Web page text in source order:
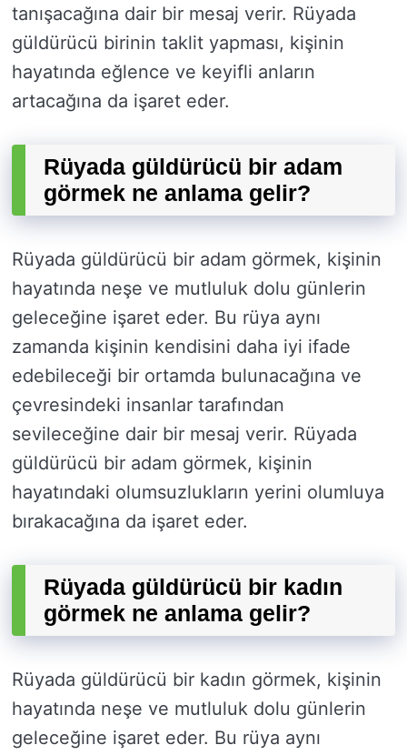
tanışacağına dair bir mesaj verir. Rüyada
güldürücü birinin taklit yapması, kişinin
hayatında eğlence ve keyifli anların
artacağına da işaret eder.
Rüyada güldürücü bir adam
görmek ne anlama gelir?
Rüyada güldürücü bir adam görmek, kişinin
hayatında neşe ve mutluluk dolu günlerin
geleceğine işaret eder. Bu rüya aynı
zamanda kişinin kendisini daha iyi ifade
edebileceği bir ortamda bulunacağına ve
çevresindeki insanlar tarafından
sevileceğine dair bir mesaj verir. Rüyada
güldürücü bir adam görmek, kişinin
hayatındaki olumsuzlukların yerini olumluya
bırakacağına da işaret eder.
Rüyada güldürücü bir kadın
görmek ne anlama gelir?
Rüyada güldürücü bir kadın görmek, kişinin
hayatında neşe ve mutluluk dolu günlerin
geleceğine işaret eder. Bu rüya aynı